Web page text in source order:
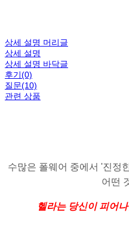
상세 설명 머리글
상세 설명
상세 설명 바닥글
후기(0)
질문(10)
관련 상품
수많은 폴웨어 중에서 '진정
어떤
헬라는 당신이 피어